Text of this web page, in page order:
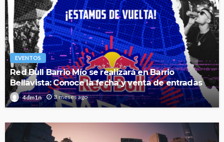
EVENTOS
Red Bull Barrio Mío se realizará en Barrio
Bellavista: Conoce la fecha y venta de entradas
4dm1n 3 meses ago